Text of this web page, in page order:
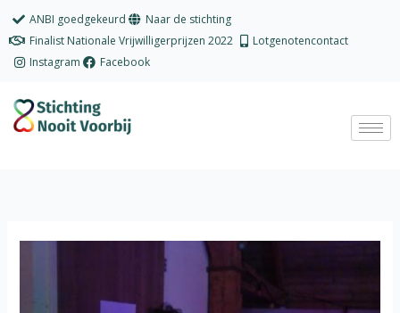
ANBI goedgekeurd
Naar de stichting
Finalist Nationale Vrijwilligerprijzen 2022
Lotgenotencontact
Instagram
Facebook